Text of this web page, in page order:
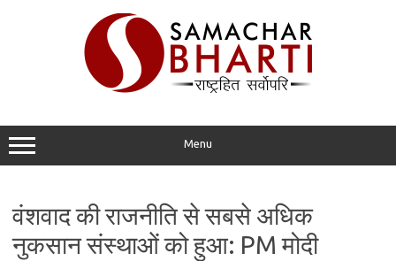
Menu
वंशवाद की राजनीति से सबसे अधिक
नुकसान संस्थाओं को हुआ: PM मोदी